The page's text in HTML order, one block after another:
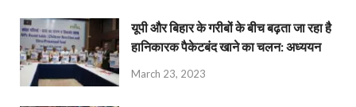
यूपी और बिहार के गरीबों के बीच बढ़ता जा रहा है
हानिकारक पैकेटबंद खाने का चलन: अध्ययन
March 23, 2023